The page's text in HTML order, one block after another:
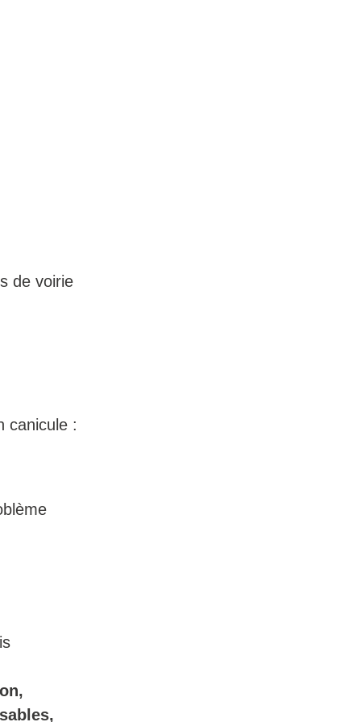
de voirie
canicule :